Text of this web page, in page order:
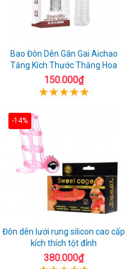
Bao Đôn Dên Gân Gai Aichao
Tăng Kích Thước Thăng Hoa
150.000₫
-14%
Đôn dên lưới rung silicon cao cấp
kích thích tột đỉnh
380.000₫